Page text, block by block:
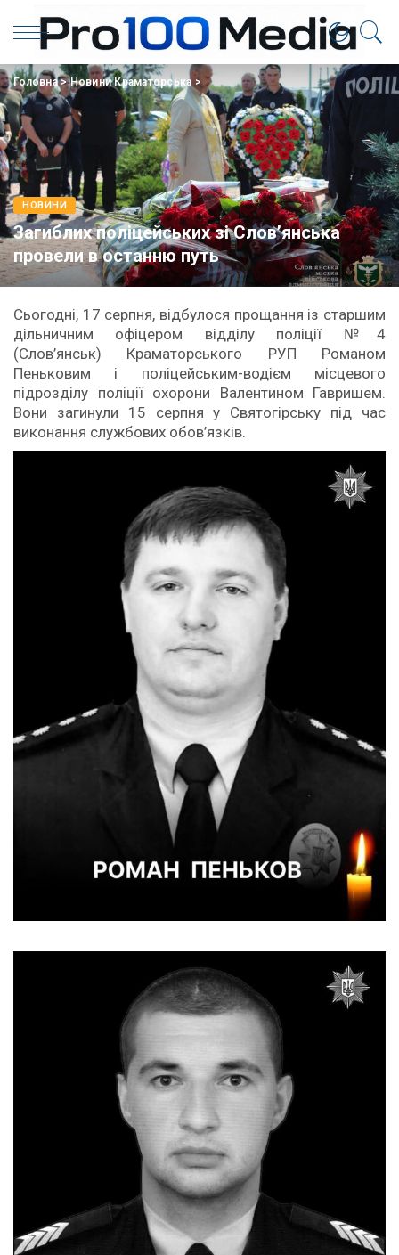
Головна>Новини Краматорська>
НОВИНИ
Загиблих поліцейських зі Слов’янська
провели в останню путь
Сьогодні, 17 серпня, відбулося прощання із старшим
дільничним офіцером відділу поліції №4
(Слов’янськ) Краматорського РУП Романом
Пеньковим і поліцейським-водієм місцевого
підрозділу поліції охорони Валентином Гавришем.
Вони загинули 15 серпня у Святогірську під час
виконання службових обов’язків.